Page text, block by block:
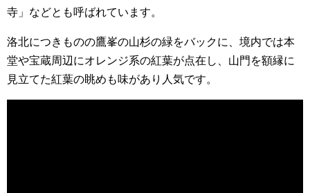
寺」などとも呼ばれています。
洛北につきものの鷹峯の山杉の緑をバックに、境内では本
堂や宝蔵周辺にオレンジ系の紅葉が点在し、山門を額縁に
見立てた紅葉の眺めも味があり人気です。